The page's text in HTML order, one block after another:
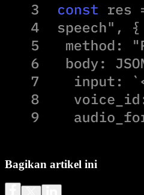
Bagikan artikel ini